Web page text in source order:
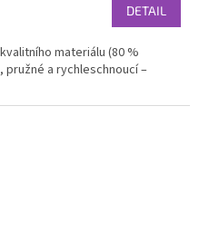
DETAIL
materiálu (80 %
a rychleschnoucí –